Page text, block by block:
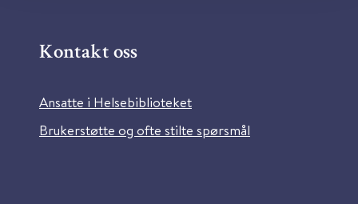
Kontakt oss
Ansatte i Helsebiblioteket
Brukerstøtte og ofte stilte spørsmål